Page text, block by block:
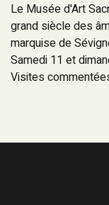
Le Musée d'Art
grand siècle des
marquise de
Samedi 11 et
Visites